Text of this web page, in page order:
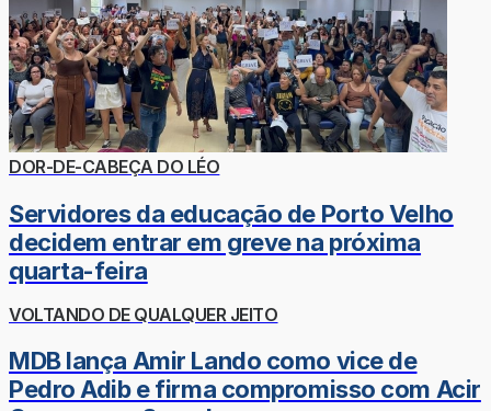
DOR-DE-CABEÇA DO LÉO
Servidores da educação de Porto Velho
decidem entrar em greve na próxima
quarta-feira
VOLTANDO DE QUALQUER JEITO
MDB lança Amir Lando como vice de
Pedro Adib e firma compromisso com Acir